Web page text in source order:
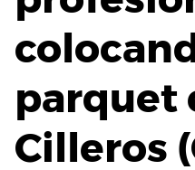
parquet
Cilleros